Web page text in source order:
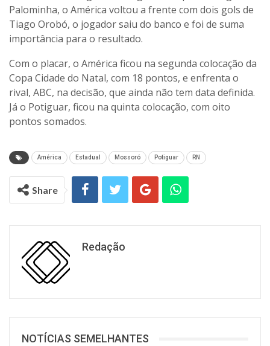
Palominha, o América voltou a frente com dois gols de
Tiago Orobó, o jogador saiu do banco e foi de suma
importância para o resultado.
Com o placar, o América ficou na segunda colocação da
Copa Cidade do Natal, com 18 pontos, e enfrenta o
rival, ABC, na decisão, que ainda não tem data definida.
Já o Potiguar, ficou na quinta colocação, com oito
pontos somados.
América Estadual Mossoró Potiguar RN
Share
Redação
NOTÍCIAS SEMELHANTES